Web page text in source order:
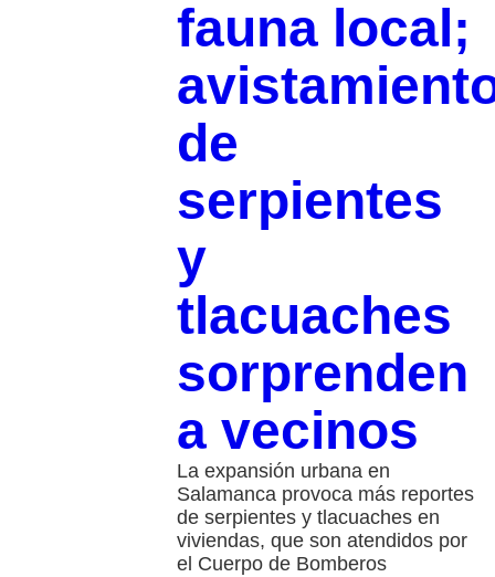
fauna local;
de
serpientes
y
tlacuaches
sorprenden
a vecinos
La expansión urbana en
Salamanca provoca más reportes
de serpientes y tlacuaches en
viviendas, que son atendidos por
el Cuerpo de Bomberos